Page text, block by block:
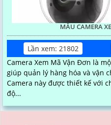
MẪU CAMERA
Lần xem: 21802
Camera Xem Mã Vận Đơn là
giúp quản lý hàng hóa và vận
Camera này được thiết kế với
độ...